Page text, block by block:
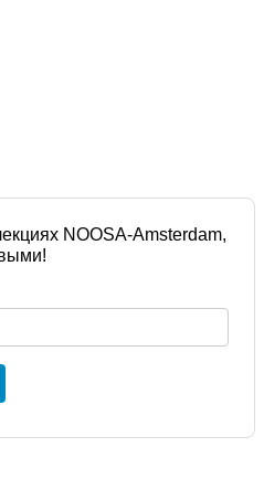
NOOSA-Amsterdam,